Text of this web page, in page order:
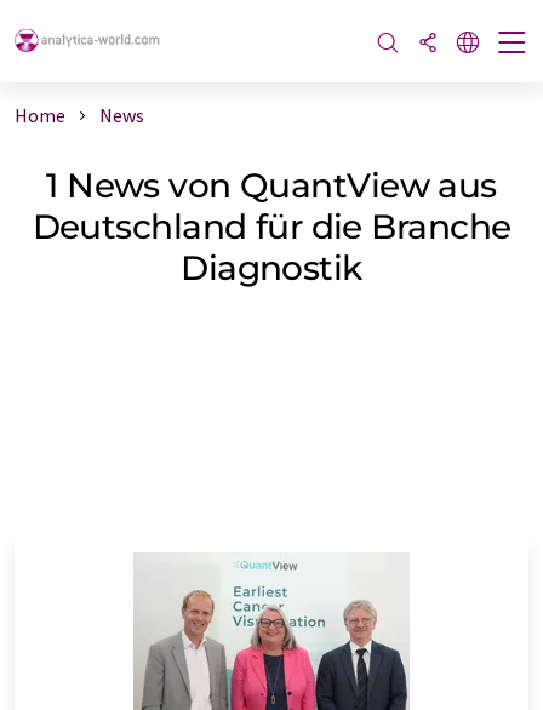
Home News
1 News von QuantView aus
Deutschland für die Branche
Diagnostik